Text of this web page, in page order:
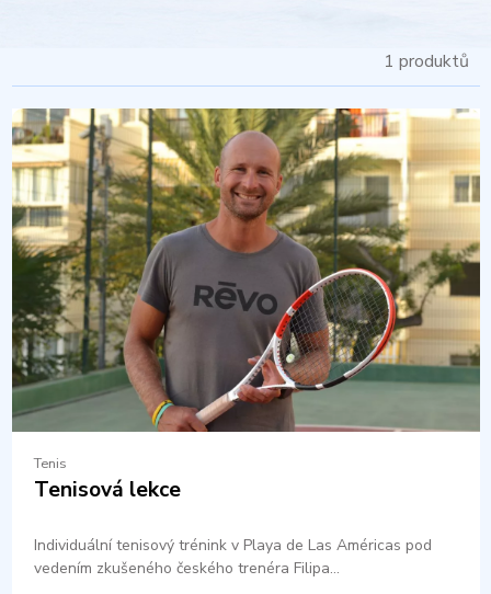
1 produktů
Tenis
Tenisová lekce
Individuální tenisový trénink v Playa de Las Américas pod
vedením zkušeného českého trenéra Filipa…